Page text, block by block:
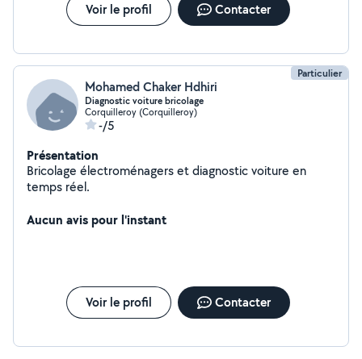
Voir le profil Contacter
Particulier
Mohamed Chaker Hdhiri
Diagnostic voiture bricolage
Corquilleroy (Corquilleroy)
-/5
Présentation
Bricolage électroménagers et diagnostic voiture en
temps réel.
Aucun avis pour l'instant
Voir le profil Contacter